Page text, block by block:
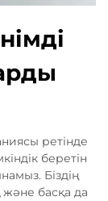
ретінде
беретін
Біздің
және басқа да